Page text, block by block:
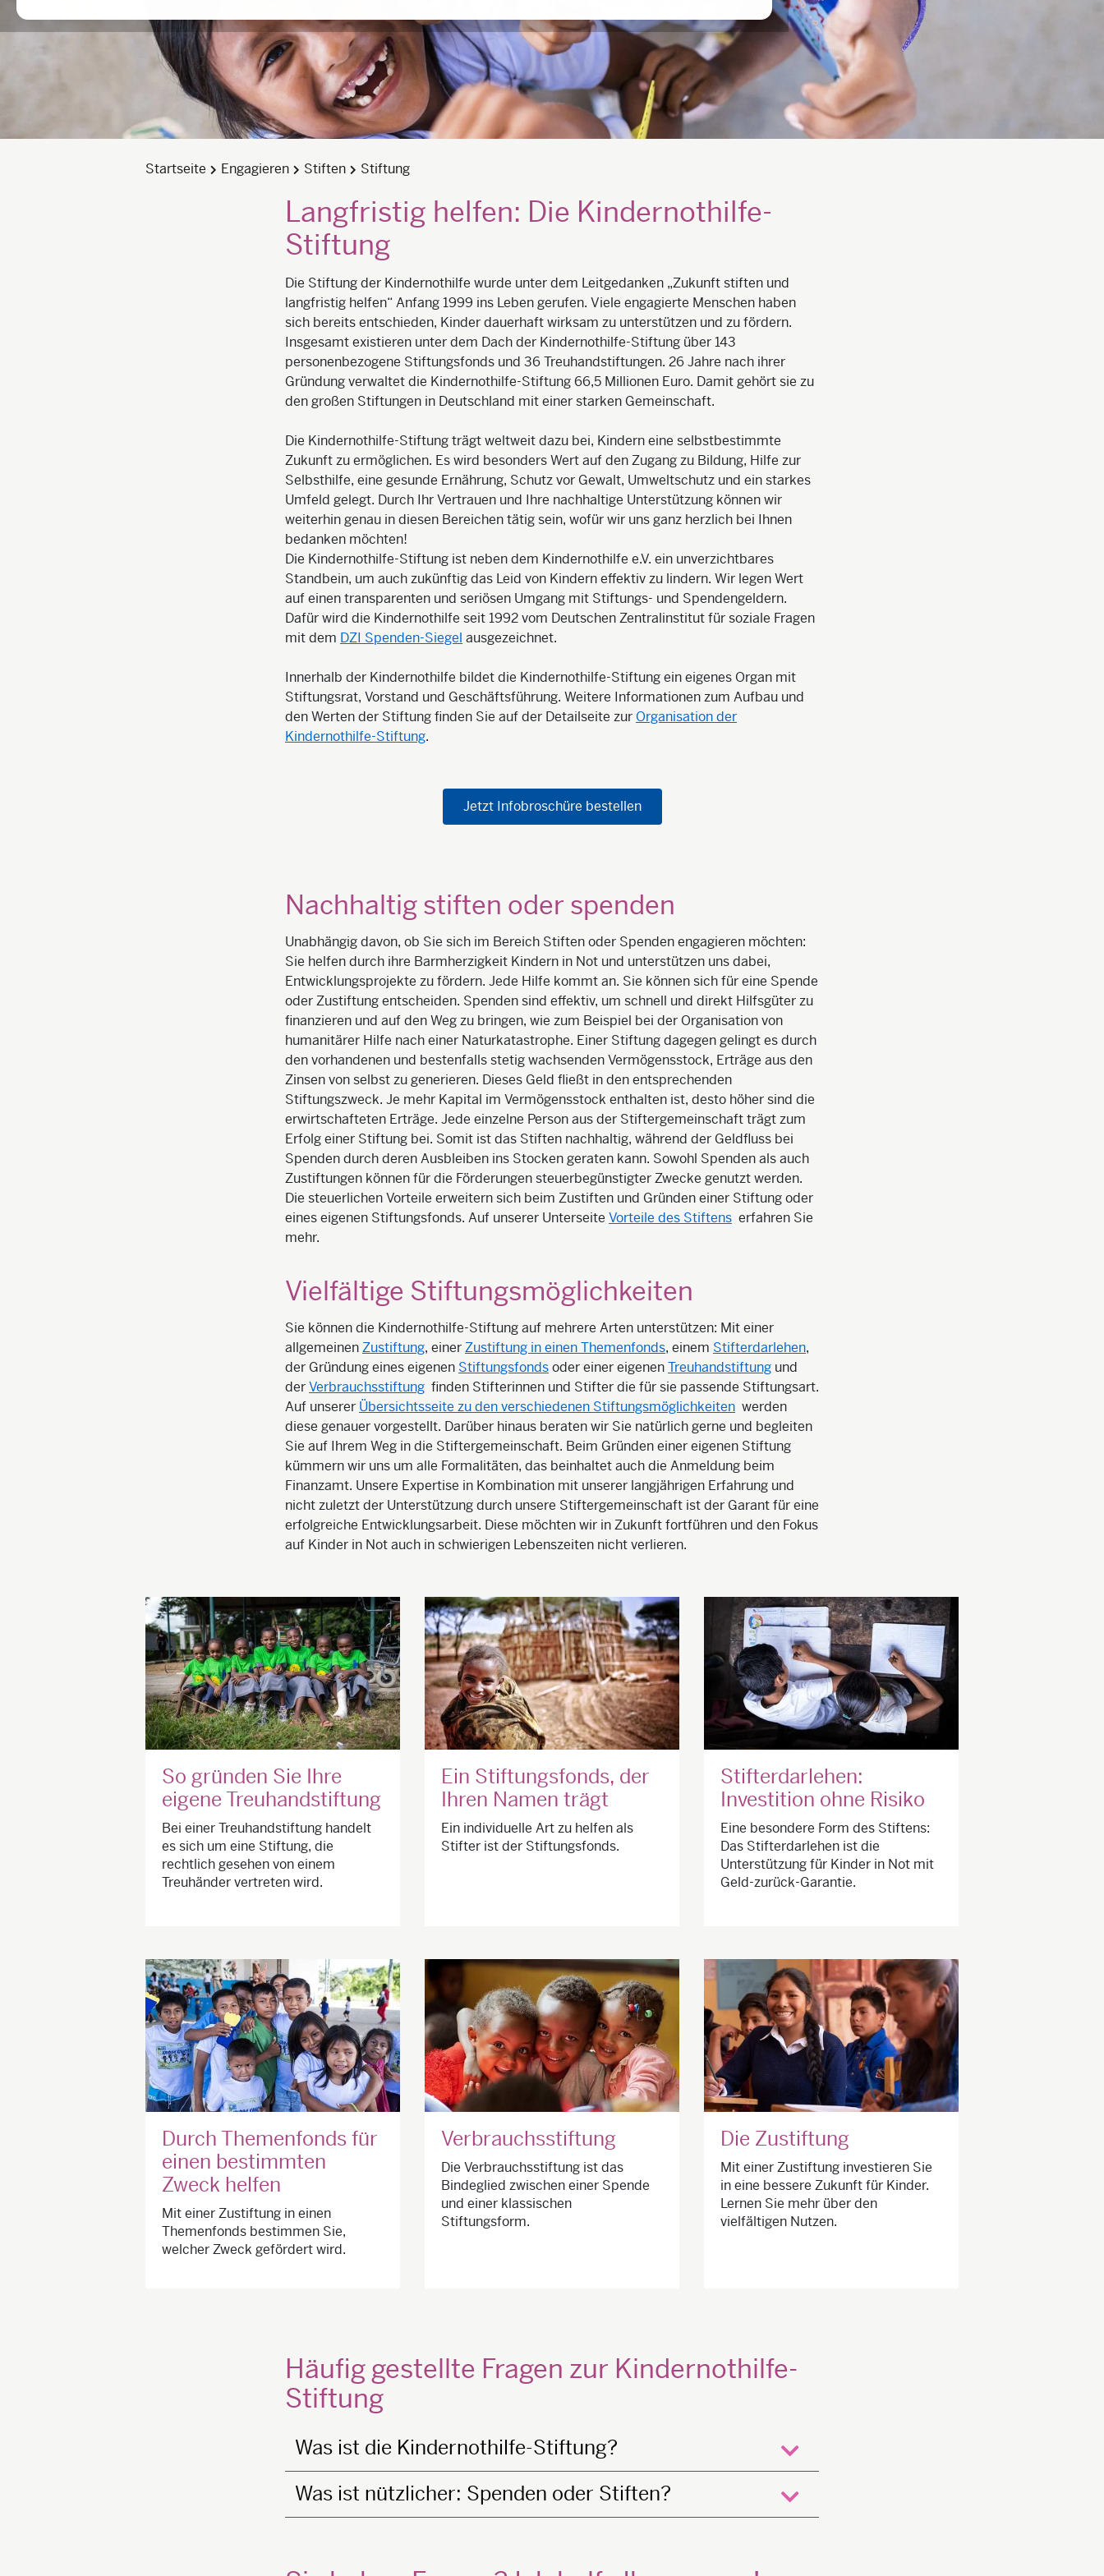
Startseite Engagieren Stiften Stiftung
Langfristig helfen: Die Kindernothilfe-
Stiftung
Die Stiftung der Kindernothilfe wurde unter dem Leitgedanken „Zukunft stiften und
langfristig helfen“ Anfang 1999 ins Leben gerufen. Viele engagierte Menschen haben
sich bereits entschieden, Kinder dauerhaft wirksam zu unterstützen und zu fördern.
Insgesamt existieren unter dem Dach der Kindernothilfe-Stiftung über 143
personenbezogene Stiftungsfonds und 36 Treuhandstiftungen. 26 Jahre nach ihrer
Gründung verwaltet die Kindernothilfe-Stiftung 66,5 Millionen Euro. Damit gehört sie zu
den großen Stiftungen in Deutschland mit einer starken Gemeinschaft.
Die Kindernothilfe-Stiftung trägt weltweit dazu bei, Kindern eine selbstbestimmte
Zukunft zu ermöglichen. Es wird besonders Wert auf den Zugang zu Bildung, Hilfe zur
Selbsthilfe, eine gesunde Ernährung, Schutz vor Gewalt, Umweltschutz und ein starkes
Umfeld gelegt. Durch Ihr Vertrauen und Ihre nachhaltige Unterstützung können wir
weiterhin genau in diesen Bereichen tätig sein, wofür wir uns ganz herzlich bei Ihnen
bedanken möchten!
Die Kindernothilfe-Stiftung ist neben dem Kindernothilfe e.V. ein unverzichtbares
Standbein, um auch zukünftig das Leid von Kindern effektiv zu lindern. Wir legen Wert
auf einen transparenten und seriösen Umgang mit Stiftungs- und Spendengeldern.
Dafür wird die Kindernothilfe seit 1992 vom Deutschen Zentralinstitut für soziale Fragen
mit dem DZI Spenden-Siegel ausgezeichnet.
Innerhalb der Kindernothilfe bildet die Kindernothilfe-Stiftung ein eigenes Organ mit
Stiftungsrat, Vorstand und Geschäftsführung. Weitere Informationen zum Aufbau und
den Werten der Stiftung finden Sie auf der Detailseite zur Organisation der
Kindernothilfe-Stiftung.
Jetzt Infobroschüre bestellen
Nachhaltig stiften oder spenden
Unabhängig davon, ob Sie sich im Bereich Stiften oder Spenden engagieren möchten:
Sie helfen durch ihre Barmherzigkeit Kindern in Not und unterstützen uns dabei,
Entwicklungsprojekte zu fördern. Jede Hilfe kommt an. Sie können sich für eine Spende
oder Zustiftung entscheiden. Spenden sind effektiv, um schnell und direkt Hilfsgüter zu
finanzieren und auf den Weg zu bringen, wie zum Beispiel bei der Organisation von
humanitärer Hilfe nach einer Naturkatastrophe. Einer Stiftung dagegen gelingt es durch
den vorhandenen und bestenfalls stetig wachsenden Vermögensstock, Erträge aus den
Zinsen von selbst zu generieren. Dieses Geld fließt in den entsprechenden
Stiftungszweck. Je mehr Kapital im Vermögensstock enthalten ist, desto höher sind die
erwirtschafteten Erträge. Jede einzelne Person aus der Stiftergemeinschaft trägt zum
Erfolg einer Stiftung bei. Somit ist das Stiften nachhaltig, während der Geldfluss bei
Spenden durch deren Ausbleiben ins Stocken geraten kann. Sowohl Spenden als auch
Zustiftungen können für die Förderungen steuerbegünstigter Zwecke genutzt werden.
Die steuerlichen Vorteile erweitern sich beim Zustiften und Gründen einer Stiftung oder
eines eigenen Stiftungsfonds. Auf unserer Unterseite Vorteile des Stiftens erfahren Sie
mehr.
Vielfältige Stiftungsmöglichkeiten
Sie können die Kindernothilfe-Stiftung auf mehrere Arten unterstützen: Mit einer
allgemeinenZustiftung, einerZustiftung in einen Themenfonds, einem Stifterdarlehen,
der Gründung eines eigenen Stiftungsfondsoder einer eigenenTreuhandstiftung und
derVerbrauchsstiftung finden Stifterinnen und Stifter die für sie passende Stiftungsart.
Auf unserer Übersichtsseite zu den verschiedenen Stiftungsmöglichkeiten werden
diese genauer vorgestellt. Darüber hinaus beraten wir Sie natürlich gerne und begleiten
Sie auf Ihrem Weg in die Stiftergemeinschaft. Beim Gründen einer eigenen Stiftung
kümmern wir uns um alle Formalitäten, das beinhaltet auch die Anmeldung beim
Finanzamt. Unsere Expertise in Kombination mit unserer langjährigen Erfahrung und
nicht zuletzt der Unterstützung durch unsere Stiftergemeinschaft ist der Garant für eine
erfolgreiche Entwicklungsarbeit. Diese möchten wir in Zukunft fortführen und den Fokus
auf Kinder in Not auch in schwierigen Lebenszeiten nicht verlieren.
So gründen Sie Ihre
eigene Treuhandstiftung
Bei einer Treuhandstiftung handelt
es sich um eine Stiftung, die
rechtlich gesehen von einem
Treuhänder vertreten wird.
Durch Themenfonds für
einen bestimmten
Zweck helfen
Mit einer Zustiftung in einen
Themenfonds bestimmen Sie,
welcher Zweck gefördert wird.
Ein Stiftungsfonds, der
Ihren Namen trägt
Ein individuelle Art zu helfen als
Stifter ist der Stiftungsfonds.
Verbrauchsstiftung
Die Verbrauchsstiftung ist das
Bindeglied zwischen einer Spende
und einer klassischen
Stiftungsform.
Stifterdarlehen:
Investition ohne Risiko
Eine besondere Form des Stiftens:
Das Stifterdarlehen ist die
Unterstützung für Kinder in Not mit
Geld-zurück-Garantie.
Die Zustiftung
Mit einer Zustiftung investieren Sie
in eine bessere Zukunft für Kinder.
Lernen Sie mehr über den
vielfältigen Nutzen.
Häufig gestellte Fragen zur Kindernothilfe-
Stiftung
Was ist die Kindernothilfe-Stiftung?
öffnen
Was ist nützlicher: Spenden oder Stiften?
öffnen